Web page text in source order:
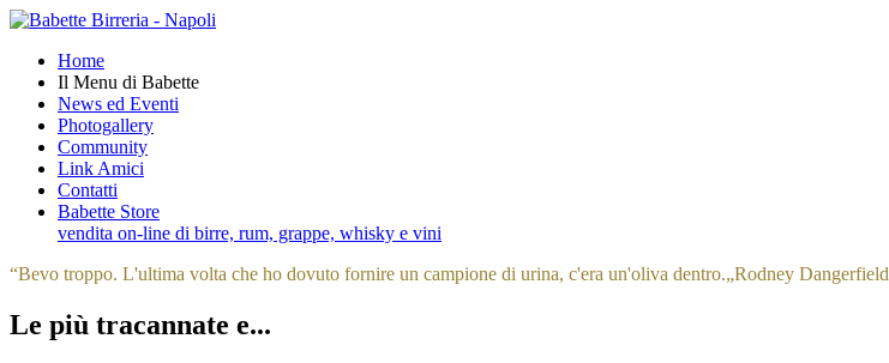
Home
Il Menu di Babette
News ed Eventi
Photogallery
Community
Link Amici
Contatti
Babette Store
vendita on-line di birre, rum, grappe, whisky e vini
“Bevo troppo. L'ultima volta che ho dovuto fornire un campione di urina, c'era un'oliva dentro.„Rodney Dangerfield
Le più tracannate e...